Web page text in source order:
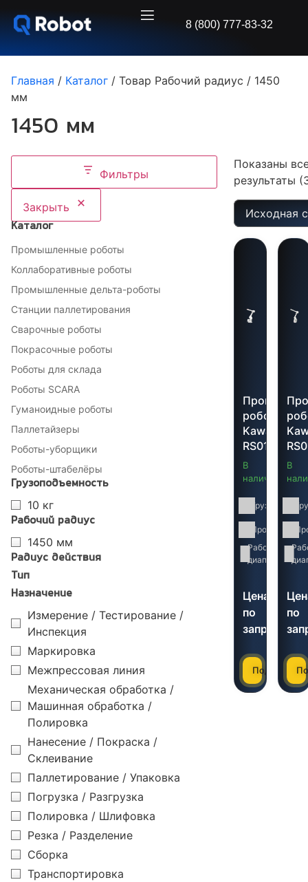
8 (800) 777-83-32
Главная / Каталог / Товар Рабочий радиус / 1450
мм
1450 мм
Фильтры
Закрыть
Каталог
Промышленные роботы
Коллаборативные роботы
Промышленные дельта-роботы
Станции паллетирования
Сварочные роботы
Покрасочные роботы
Роботы для склада
Роботы SCARA
Гуманоидные роботы
Паллетайзеры
Роботы-уборщики
Роботы-штабелёры
Грузоподъемность
10 кг
Рабочий радиус
1450 мм
Радиус действия
Тип
Назначение
Измерение / Тестирование /
Инспекция
Маркировка
Межпрессовая линия
Механическая обработка /
Машинная обработка /
Полировка
Нанесение / Покраска /
Склеивание
Паллетирование / Упаковка
Погрузка / Разгрузка
Полировка / Шлифовка
Резка / Разделение
Сборка
Транспортировка
Показаны
результаты
робот
Kawasaki
RS010N
В
наличии
Рабочий
диапазон: мм
Цена
по
запросу
Подробнее
В
по